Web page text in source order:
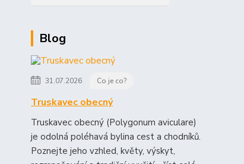
Blog
31.07.2026 Co je co?
Truskavec obecný
Truskavec obecný (Polygonum aviculare)
je odolná poléhavá bylina cest a chodníků.
Poznejte jeho vzhled, květy, výskyt,